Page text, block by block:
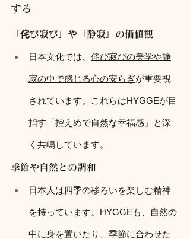
する
「侘び寂び」や「静寂」の価値観
日本文化では、 侘び寂びの美学や静
寂の中で感じる心の安らぎが重要視
されています。これらはHYGGEが目
指す「控えめで自然な幸福感」と深
く共鳴しています。
季節や自然との調和
日本人は四季の移ろいを楽しむ精神
を持っています。HYGGEも、自然の
中に身を置いたり、 季節に合わせた